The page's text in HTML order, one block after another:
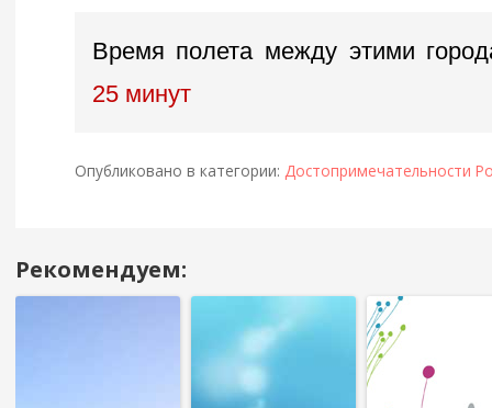
Время полета между этими
25 минут
Опубликовано в категории: Достопримечательности
Навигация
в
Рекомендуем: